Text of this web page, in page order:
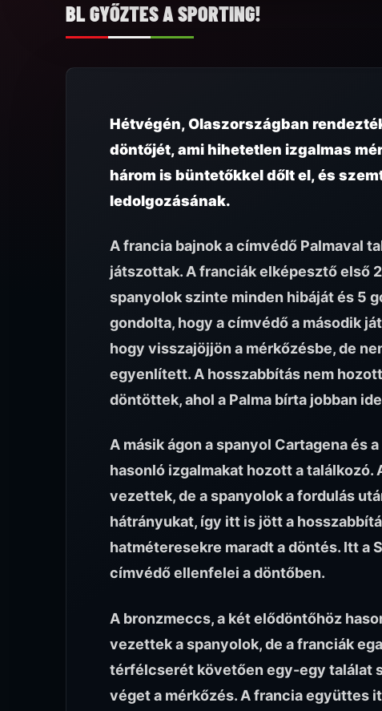
BL GYŐZTES A SPORTING!
Hétvégén, Olaszországban
döntőjét, ami hihetetlen izgalmas
három is büntetőkkel dőlt el, és
ledolgozásának.
A francia bajnok a címvédő Palmaval
játszottak. A franciák elképesztő első
spanyolok szinte minden hibáját és 5
gondolta, hogy a címvédő a második
hogy visszajöjjön a mérkőzésbe, de
egyenlített. A hosszabbítás nem
döntöttek, ahol a Palma bírta jobban
A másik ágon a spanyol Cartagena és
hasonló izgalmakat hozott a
vezettek, de a spanyolok a fordulás
hátrányukat, így itt is jött a
hatméteresekre maradt a döntés. Itt a
címvédő ellenfelei a döntőben.
A bronzmeccs, a két elődöntőhöz
vezettek a spanyolok, de a franciák
térfélcserét követően egy-egy találat
véget a mérkőzés. A francia együttes